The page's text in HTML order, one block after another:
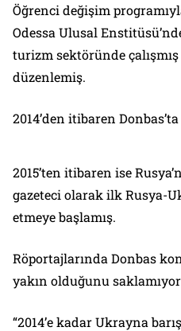
Öğrenci değişim
Odessa Ulusal
turizm sektöründe
düzenlemiş.
2014’den itibaren
2015’ten itibaren ise
gazeteci olarak ilk Rusya-
etmeye başlamış.
Röportajlarında Donbas
yakın olduğunu
“2014’e kadar Ukrayna